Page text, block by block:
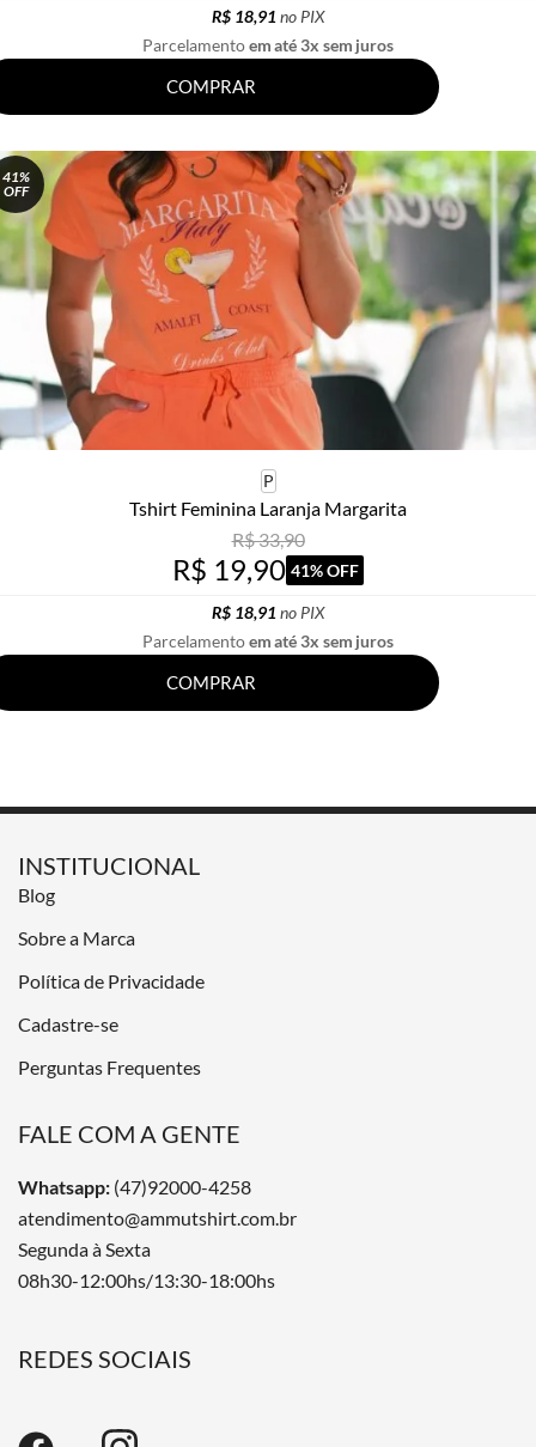
R$ 18,91 no PIX
Parcelamentoem até 3x sem juros
COMPRAR
41%
OFF
P
Tshirt Feminina Laranja Margarita
R$ 33,90
R$ 19,90 41% OFF
R$ 18,91 no PIX
Parcelamentoem até 3x sem juros
COMPRAR
INSTITUCIONAL
Blog
Sobre a Marca
Política de Privacidade
Cadastre-se
Perguntas Frequentes
FALE COM A GENTE
Whatsapp: (47)92000-4258
atendimento@ammutshirt.com.br
Segunda à Sexta
08h30-12:00hs/13:30-18:00hs
REDES SOCIAIS